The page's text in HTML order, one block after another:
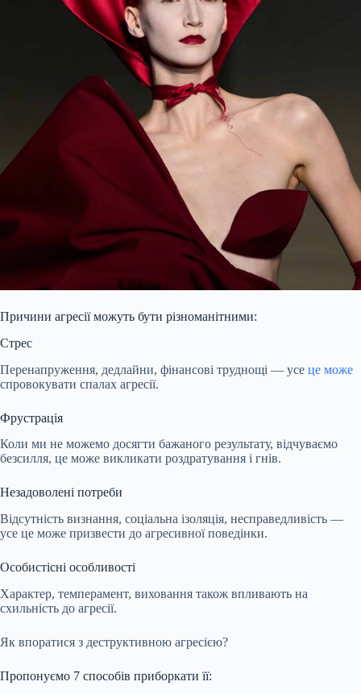
Причини агресії можуть бути різноманітними:
Стрес
Перенапруження, дедлайни, фінансові труднощі — усе це може
спровокувати спалах агресії.
Фрустрація
Коли ми не можемо досягти бажаного результату, відчуваємо
безсилля, це може викликати роздратування і гнів.
Незадоволені потреби
Відсутність визнання, соціальна ізоляція, несправедливість —
усе це може призвести до агресивної поведінки.
Особистісні особливості
Характер, темперамент, виховання також впливають на
схильність до агресії.
Як впоратися з деструктивною агресією?
Пропонуємо 7 способів приборкати її: